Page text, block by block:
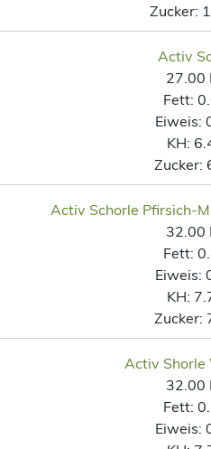
Zucker:
Activ
27.00
Fett:
Eiweis:
KH:
Zucker:
Activ Schorle Pfirsich-
32.00
Fett:
Eiweis:
KH:
Zucker:
Activ
32.00
Fett:
Eiweis: